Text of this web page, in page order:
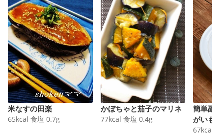
米なすの田楽
65kcal 食塩 0.7g
かぼちゃと茄子のマリネ
77kcal 食塩 0.4g
簡単副
がいも
67kcal